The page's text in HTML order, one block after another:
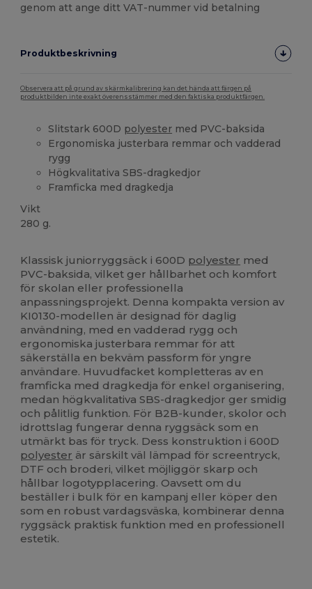
genom att ange ditt VAT-nummer vid betalning
Produktbeskrivning
Observera att på grund av skärmkalibrering kan det hända att färgen på
produktbilden inte exakt överensstämmer med den faktiska produktfärgen.
Slitstark 600D polyester med PVC-baksida
Ergonomiska justerbara remmar och vadderad
rygg
Högkvalitativa SBS-dragkedjor
Framficka med dragkedja
Vikt
280 g.
Klassisk juniorryggsäck i 600D polyester med
PVC-baksida, vilket ger hållbarhet och komfort
för skolan eller professionella
anpassningsprojekt. Denna kompakta version av
KI0130-modellen är designad för daglig
användning, med en vadderad rygg och
ergonomiska justerbara remmar för att
säkerställa en bekväm passform för yngre
användare. Huvudfacket kompletteras av en
framficka med dragkedja för enkel organisering,
medan högkvalitativa SBS-dragkedjor ger smidig
och pålitlig funktion. För B2B-kunder, skolor och
idrottslag fungerar denna ryggsäck som en
utmärkt bas för tryck. Dess konstruktion i 600D
polyester är särskilt väl lämpad för screentryck,
DTF och broderi, vilket möjliggör skarp och
hållbar logotypplacering. Oavsett om du
beställer i bulk för en kampanj eller köper den
som en robust vardagsväska, kombinerar denna
ryggsäck praktisk funktion med en professionell
estetik.